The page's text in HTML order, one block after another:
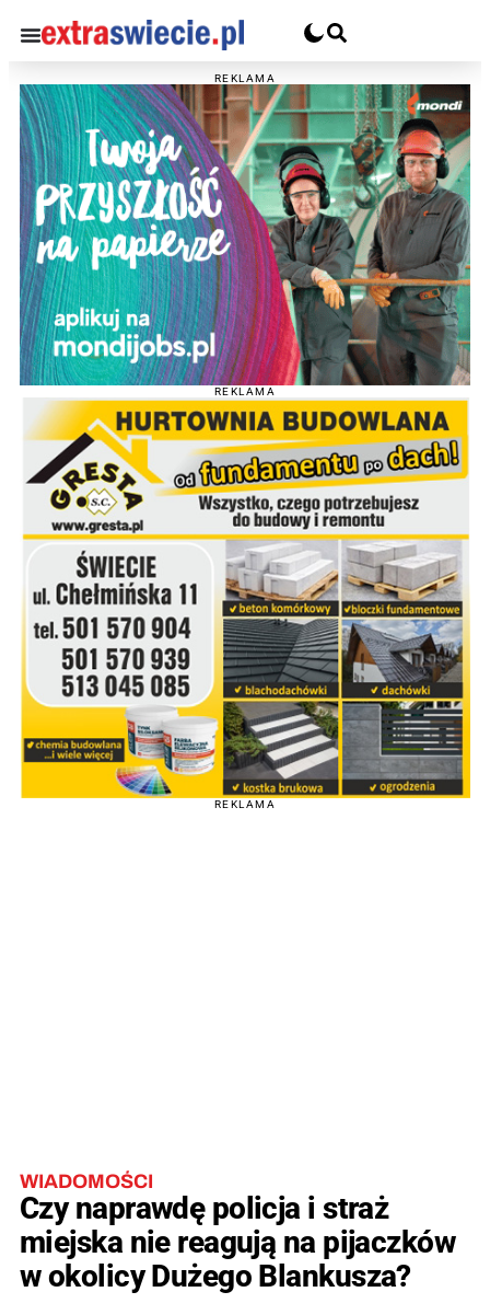
REKLAMA
REKLAMA
REKLAMA
WIADOMOŚCI
Czy naprawdę policja i straż
miejska nie reagują na pijaczków
w okolicy Dużego Blankusza?